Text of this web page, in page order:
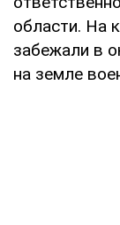
области. На
забежали в
на земле